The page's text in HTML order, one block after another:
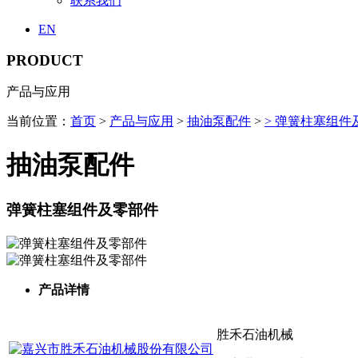
EN
PRODUCT
产品与应用
当前位置： 首页 > 产品与应用 > 抽油泵配件 > > 弹簧柱塞组件
抽油泵配件
弹簧柱塞组件及零部件
产品详情
胜禾石油机械